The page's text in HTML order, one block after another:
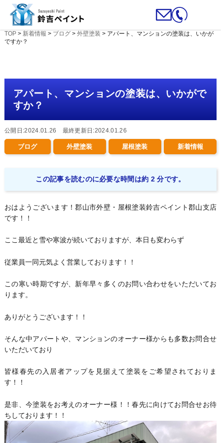
TOP> 新着情報 > ブログ> 外壁塗装 > アパート、マンションの塗装は、いかが
ですか？
アパート、マンションの塗装は、いかがで
すか？
公開日:2024.01.26 最終更新日:2024.01.26
ブログ 外壁塗装 屋根塗装 新着情報
この記事を読むのに必要な時間は約 2 分です。
おはようございます！郡山市外壁・屋根塗装鈴吉ペイント郡山支店
です！！
ここ最近と雪や寒波が続いておりますが、本日も変わらず
従業員一同元気よく営業しております！！
この寒い時期ですが、新年早々多くのお問い合わせをいただいてお
ります。
ありがとうございます！！
そんな中アパートや、マンションのオーナー様からも多数お問合せ
いただいており
皆様春先の入居者アップを見据えて塗装をご希望されておりま
す！！
是非、今塗装をお考えのオーナー様！！春先に向けてお問合せお待
ちしております！！